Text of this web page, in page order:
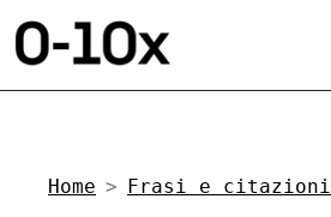
Home Frasi e citazioni